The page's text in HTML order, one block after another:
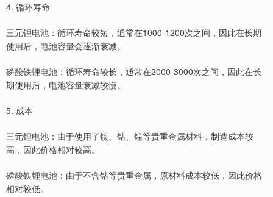
4. 循环寿命
三元锂电池：循环寿命较短，通常在1000-1200次之间，因此在长期
使用后，电池容量会逐渐衰减。
磷酸铁锂电池：循环寿命较长，通常在2000-3000次之间，因此在长
期使用后，电池容量衰减较慢。
5. 成本
三元锂电池：由于使用了镍、钴、锰等贵重金属材料，制造成本较
高，因此价格相对较高。
磷酸铁锂电池：由于不含钴等贵重金属，原材料成本较低，因此价格
相对较低。